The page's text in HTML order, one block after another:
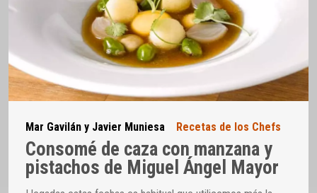
Mar Gavilán y Javier Muniesa Recetas de los Chefs
Consomé de caza con manzana y
pistachos de Miguel Ángel Mayor